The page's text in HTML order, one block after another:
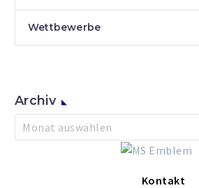
Wettbewerbe
Archiv
Archiv
Monat auswählen
Kontakt